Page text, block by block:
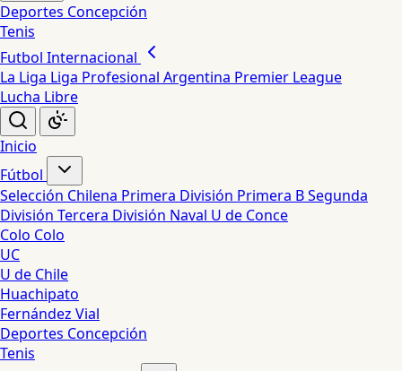
Deportes Concepción
Tenis
Futbol Internacional
La Liga Liga Profesional Argentina Premier League
Lucha Libre
Inicio
Fútbol
Selección Chilena Primera División Primera BSegunda
División Tercera División Naval U de Conce
Colo Colo
UC
U de Chile
Huachipato
Fernández Vial
Deportes Concepción
Tenis